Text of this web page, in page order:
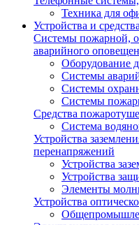
Техника для
Устройства и
Системы пожарной,
аварийного
Оборудование
Системы
Системы
Системы
Средства
Система
Устройства
перенапряжений
Устройства
Устройства
Элементы
Устройства